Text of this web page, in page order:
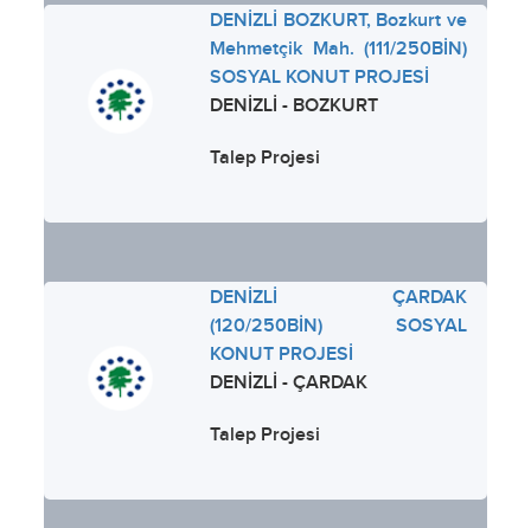
DENİZLİ BOZKURT, Bozkurt ve
Mehmetçik Mah. (111/250BİN)
SOSYAL KONUT PROJESİ
DENİZLİ - BOZKURT
Talep Projesi
DENİZLİ ÇARDAK
(120/250BİN) SOSYAL
KONUT PROJESİ
DENİZLİ - ÇARDAK
Talep Projesi